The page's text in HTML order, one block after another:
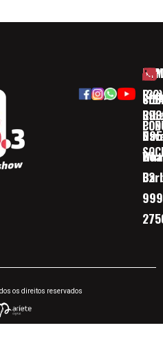
(32)
32
os direitos reservados